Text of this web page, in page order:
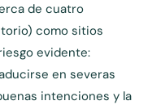
de cuatro
como sitios
evidente:
en severas
intenciones y la